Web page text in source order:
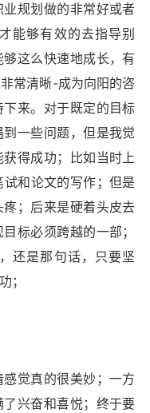
规划做的非常好或者
能够有效的去指导别
这么快速地成长，有
常清晰-成为向阳的咨
来。对于既定的目标
一些问题，但是我觉
得成功；比如当时上
和论文的写作；但是
；后来是硬着头皮去
标必须跨越的一部；
还是那句话，只要坚
；
觉真的很美妙；一方
兴奋和喜悦；终于要